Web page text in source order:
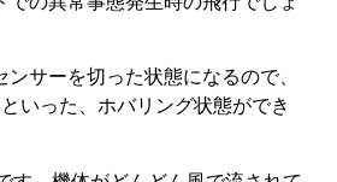
サーを切った状態になるので、
いった、ホバリング状態ができ